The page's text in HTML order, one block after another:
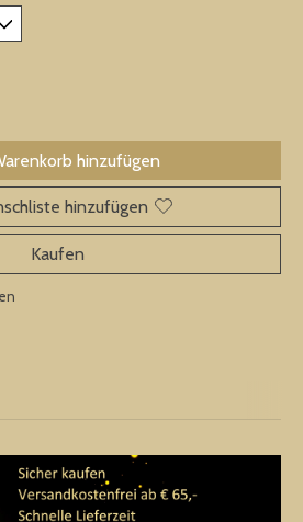
hinzufügen
hinzufügen
Kaufen